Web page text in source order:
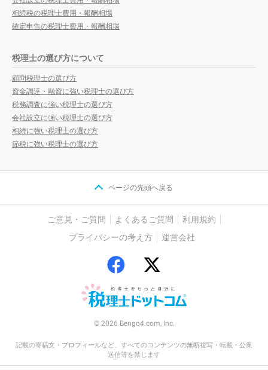
相続税の税理士費用・報酬相場
確定申告の税理士費用・報酬相場
税理士の選び方について
顧問税理士の選び方
資金調達・融資に強い税理士の選び方
税務調査に強い税理士の選び方
会社設立に強い税理士の選び方
相続に強い税理士の選び方
節税に強い税理士の選び方
ページの先頭へ戻る
ご意見・ご質問 よくあるご質問
利用規約
プライバシーの考え方
運営会社
© 2026 Bengo4.com, Inc.
記載の寄稿文・プロフィールなど、すべてのコンテンツの無断複写・転載・公衆
送信等を禁じます